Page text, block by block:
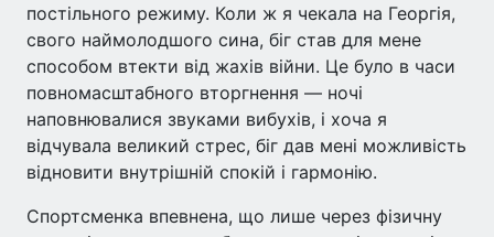
постільного режиму. Коли ж я чекала на Георгія,
свого наймолодшого сина, біг став для мене
способом втекти від жахів війни. Це було в часи
повномасштабного вторгнення — ночі
наповнювалися звуками вибухів, і хоча я
відчувала великий стрес, біг дав мені можливість
відновити внутрішній спокій і гармонію.
Спортсменка впевнена, що лише через фізичну